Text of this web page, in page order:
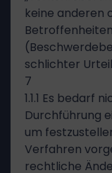
keine anderen
schlichter
7
1.1.1 Es bedarf
Durchführung
um
Verfahren
rechtliche